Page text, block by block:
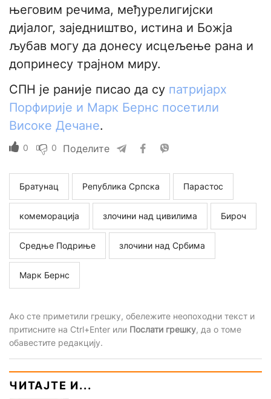
његовим речима, међурелигијски
дијалог, заједништво, истина и Божја
љубав могу да донесу исцељење рана и
допринесу трајном миру.
СПН је раније писао да су патријарх
Порфирије и Марк Бернс посетили
Високе Дечане.
0 0 Поделите
Братунац Република Српска Парастос
комеморација злочини над цивилима Бироч
Средње Подриње злочини над Србима
Марк Бернс
Ако сте приметили грешку, обележите неопоходни текст и
притисните на Ctrl+Enter или Послати грешку, да о томе
обавестите редакцију.
ЧИТАЈТЕ И...